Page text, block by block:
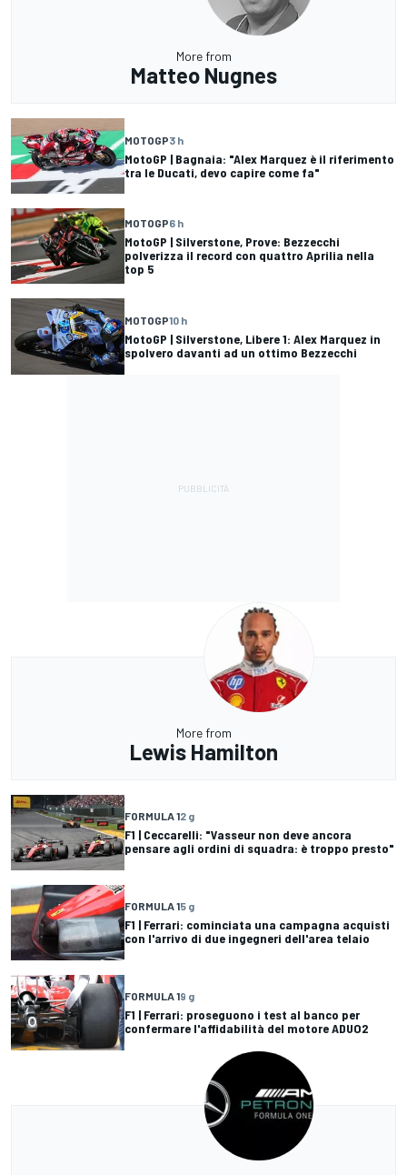
More from
Matteo Nugnes
MOTOGP3 h
MotoGP | Bagnaia: "Alex Marquez è il riferimento
tra le Ducati, devo capire come fa"
MOTOGP6 h
MotoGP | Silverstone, Prove: Bezzecchi
polverizza il record con quattro Aprilia nella
top 5
MOTOGP10 h
MotoGP | Silverstone, Libere 1: Alex Marquez in
spolvero davanti ad un ottimo Bezzecchi
More from
Lewis Hamilton
FORMULA 12 g
F1 | Ceccarelli: "Vasseur non deve ancora
pensare agli ordini di squadra: è troppo presto"
FORMULA 15 g
F1 | Ferrari: cominciata una campagna acquisti
con l'arrivo di due ingegneri dell'area telaio
FORMULA 19 g
F1 | Ferrari: proseguono i test al banco per
confermare l'affidabilità del motore ADUO2